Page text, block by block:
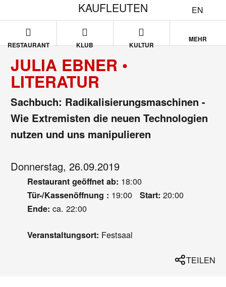
EN
KAUFLEUTEN
RESTAURANT KLUB KULTUR
MEHR
JULIA EBNER •
LITERATUR
Sachbuch: Radikalisierungsmaschinen -
Wie Extremisten die neuen Technologien
nutzen und uns manipulieren
Donnerstag, 26.09.2019
Restaurant geöffnet ab: 18:00
Tür-/Kassenöffnung : 19:00 Start: 20:00
Ende: ca. 22:00
Veranstaltungsort: Festsaal
TEILEN